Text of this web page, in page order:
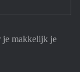
je makkelijk je